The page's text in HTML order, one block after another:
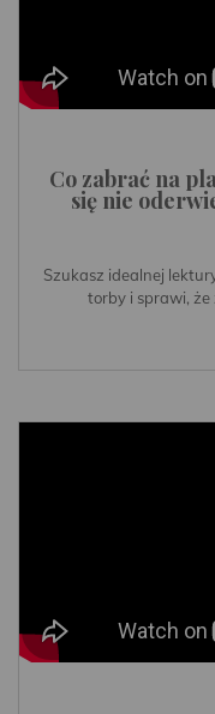
Co zabrać na
się nie
Szukasz idealnej
torby i sprawi, że